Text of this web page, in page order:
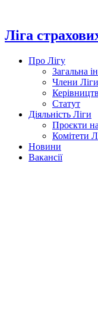
вмісту
Ліга
Про Лігу
Загальна
Члени Ліги
Статут
Діяльність Ліги
Проєкти
Комітети
Новини
Вакансії